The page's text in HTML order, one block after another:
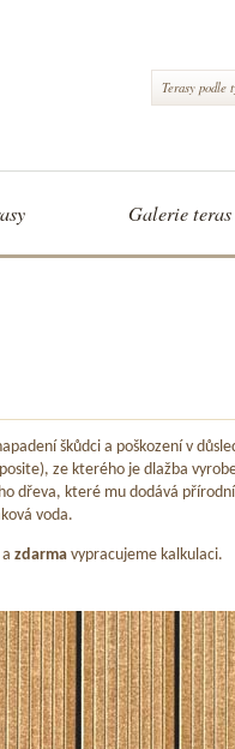
Terasy podle
Galerie teras
škůdci a poškození v
ze kterého je dlažba
dřeva, které mu dodává přírodní
voda.
zdarma vypracujeme kalkulaci.